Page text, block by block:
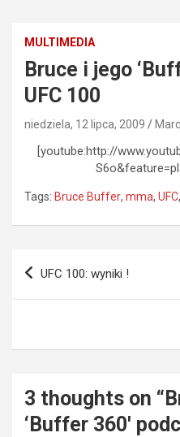
MULTIMEDIA
Bruce i jego
UFC 100
niedziela, 12 lipca, 2009
[youtube:http://
Tags: Bruce Buffer, mma, UFC,
Nawigacja
UFC 100: wyniki !
3 thoughts on “
‘Buffer 360′